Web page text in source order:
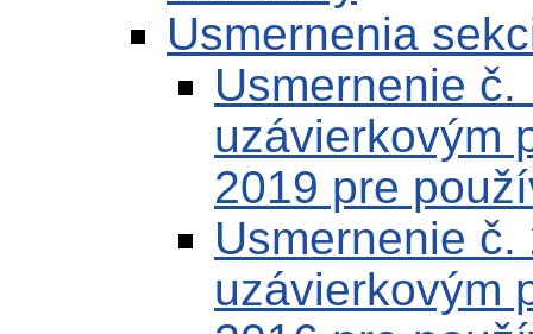
Usmernenia
Usmernenie
uzávierkovým
2019 pre
Usmernenie
uzávierkovým